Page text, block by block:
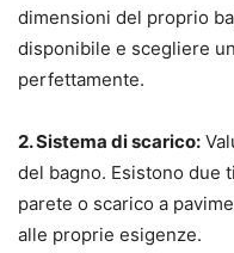
dimensioni del proprio
disponibile e scegliere
perfettamente.
2. Sistema di scarico:
del bagno. Esistono due
parete o scarico a
alle proprie esigenze.